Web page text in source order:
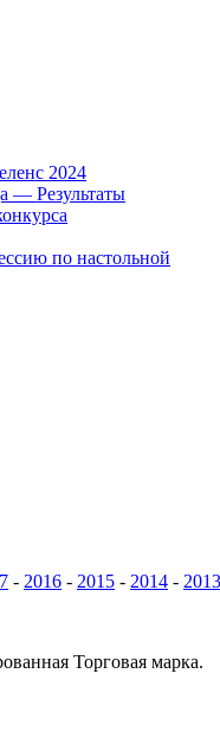
2024
— Результаты
по настольной
- 2016 - 2015 - 2014 - 2013
Торговая марка.